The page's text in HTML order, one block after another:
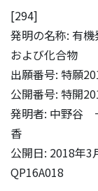
[294]
発明の名称: 有
および化合物
出願番号: 特願
公開番号: 特開
発明者: 中野
香
公開日: 2018年3
QP16A018